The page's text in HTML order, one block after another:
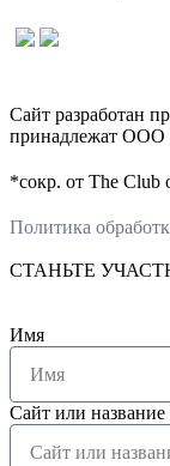
Сайт разработан
принадлежат ООО
*сокр. от The Club
Политика
СТАНЬТЕ
Имя
Сайт или